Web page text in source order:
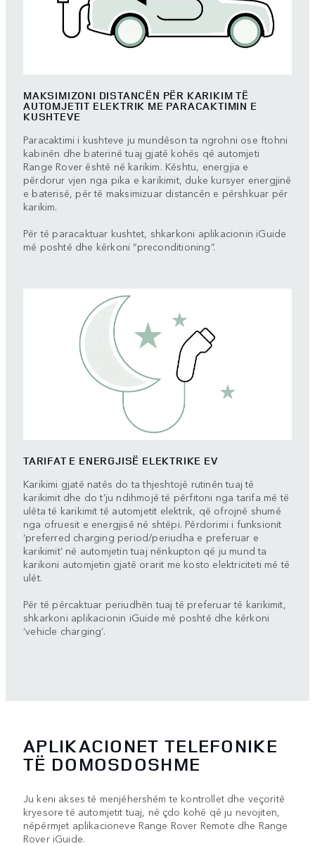
MAKSIMIZONI DISTANCËN PËR KARIKIM TË
AUTOMJETIT ELEKTRIK ME PARACAKTIMIN E
KUSHTEVE
Paracaktimi i kushteve ju mundëson ta ngrohni ose ftohni
kabinën dhe baterinë tuaj gjatë kohës që automjeti
Range Rover është në karikim. Kështu, energjia e
përdorur vjen nga pika e karikimit, duke kursyer energjinë
e baterisë, për të maksimizuar distancën e përshkuar për
karikim.
Për të paracaktuar kushtet, shkarkoni aplikacionin iGuide
më poshtë dhe kërkoni “preconditioning”.
TARIFAT E ENERGJISË ELEKTRIKE EV
Karikimi gjatë natës do ta thjeshtojë rutinën tuaj të
karikimit dhe do t’ju ndihmojë të përfitoni nga tarifa më të
ulëta të karikimit të automjetit elektrik, që ofrojnë shumë
nga ofruesit e energjisë në shtëpi. Përdorimi i funksionit
‘preferred charging period/periudha e preferuar e
karikimit’ në automjetin tuaj nënkupton që ju mund ta
karikoni automjetin gjatë orarit me kosto elektriciteti më të
ulët.
Për të përcaktuar periudhën tuaj të preferuar të karikimit,
shkarkoni aplikacionin iGuide më poshtë dhe kërkoni
‘vehicle charging’.
APLIKACIONET TELEFONIKE
TË DOMOSDOSHME
Ju keni akses të menjëhershëm te kontrollet dhe veçoritë
kryesore të automjetit tuaj, në çdo kohë që ju nevojiten,
nëpërmjet aplikacioneve Range Rover Remote dhe Range
Rover iGuide.